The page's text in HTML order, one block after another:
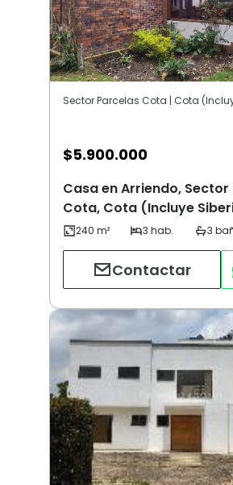
$5.900.000
Casa en Arriendo,
Cota, Cota (Incluye
Contactar